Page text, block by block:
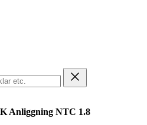
Anliggning NTC 1.8